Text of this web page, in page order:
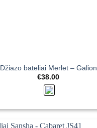
Džiazo bateliai Merlet – Galion
€38.00